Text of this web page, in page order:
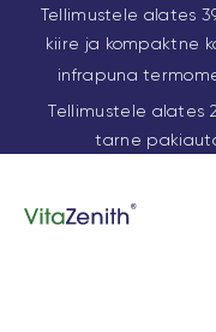
Tellimustele alates
kiire ja kompaktne
infrapuna
Tellimustele alates
tarne